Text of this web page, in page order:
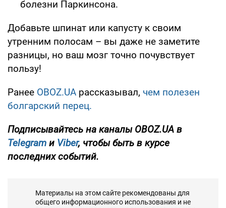
болезни Паркинсона.
Добавьте шпинат или капусту к своим
утренним полосам – вы даже не заметите
разницы, но ваш мозг точно почувствует
пользу!
Ранее OBOZ.UA рассказывал, чем полезен
болгарский перец.
Подписывайтесь на каналы OBOZ.UA в
Telegram и Viber, чтобы быть в курсе
последних событий.
Материалы на этом сайте рекомендованы для
общего информационного использования и не